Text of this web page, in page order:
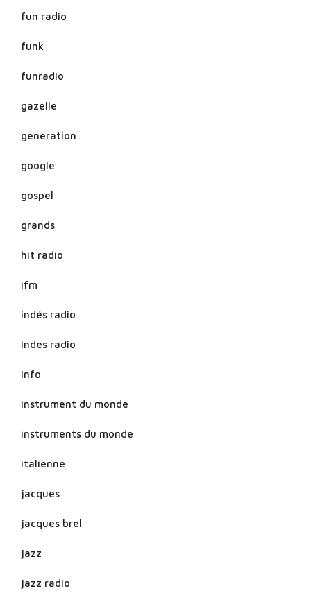
fun radio
funk
funradio
gazelle
generation
google
gospel
grands
hit radio
ifm
indés radio
indes radio
info
instrument du monde
instruments du monde
italienne
jacques
jacques brel
jazz
jazz radio